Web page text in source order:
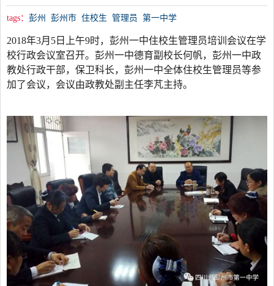
tags： 彭州 彭州市 住校生 管理员 第一中学
2018年3月5日上午9时，彭州一中住校生管理员培训会议在学
校行政会议室召开。彭州一中德育副校长何帆，彭州一中政
教处行政干部，保卫科长，彭州一中全体住校生管理员等参
加了会议，会议由政教处副主任李芃主持。